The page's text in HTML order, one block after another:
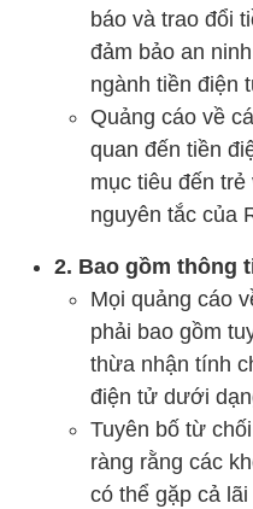
báo và trao đổi
đảm bảo an
ngành tiền điện
Quảng cáo về
quan đến tiền
mục tiêu đến
nguyên tắc của
2. Bao gồm thông
Mọi quảng cáo
phải bao gồm
thừa nhận tính
điện tử dưới
Tuyên bố từ
ràng rằng các
có thể gặp cả lãi